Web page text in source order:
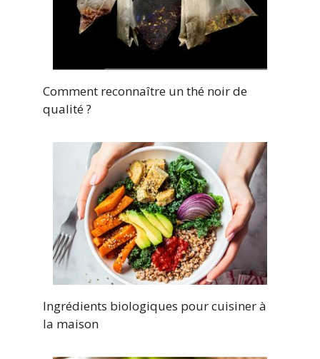
Comment reconnaître un thé noir de
qualité ?
Ingrédients biologiques pour cuisiner à
la maison